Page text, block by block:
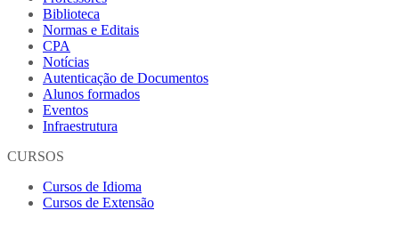
Biblioteca
Normas e Editais
CPA
Notícias
Autenticação de Documentos
Alunos formados
Eventos
Infraestrutura
CURSOS
Cursos de Idioma
Cursos de Extensão